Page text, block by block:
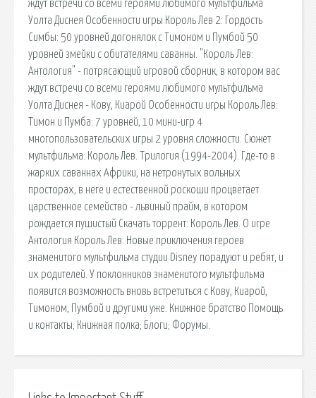
ждут встречи со всеми героями любимого мультфильма
Уолта Диснея Особенности игры Король Лев 2: Гордость
Симбы: 50 уровней догонялок с Тимоном и Пумбой 50
уровней змейки с обитателями саванны. "Король Лев:
Антология" - потрясающий игровой сборник, в котором вас
ждут встречи со всеми героями любимого мультфильма
Уолта Диснея - Кову, Киарой Особенности игры Король Лев:
Тимон и Пумба: 7 уровней, 10 мини-игр 4
многопользовательских игры 2 уровня сложности. Сюжет
мультфильма: Король Лев. Трилогия (1994-2004). Где-то в
жарких саваннах Африки, на нетронутых вольных
просторах, в неге и естественной роскоши процветает
царственное семейство - львиный прайм, в котором
рождается пушистый Скачать торрент: Король Лев. О игре
Антология Король Лев: Новые приключения героев
знаменитого мультфильма студии Disney порадуют и ребят, и
их родителей. У поклонников знаменитого мультфильма
появится возможность вновь встретиться с Кову, Киарой,
Тимоном, Пумбой и другими уже. Книжное братство Помощь
и контакты; Книжная полка; Блоги; Форумы.